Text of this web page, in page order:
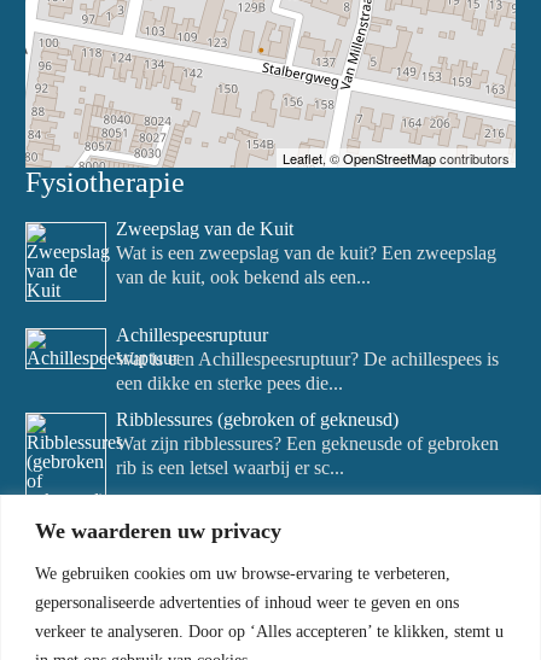
We waarderen uw privacy
We gebruiken cookies om uw browse-ervaring te verbeteren,
gepersonaliseerde advertenties of inhoud weer te geven en ons
verkeer te analyseren. Door op ‘Alles accepteren’ te klikken, stemt u
Leaflet, ©OpenStreetMapcontributors
Fysiotherapie
Zweepslag van de Kuit
Wat is een zweepslag van de kuit? Een zweepslag
van de kuit, ook bekend als een...
Achillespeesruptuur
Wat is een Achillespeesruptuur? De achillespees is
een dikke en sterke pees die...
Ribblessures (gebroken of gekneusd)
Wat zijn ribblessures? Een gekneusde of gebroken
rib is een letsel waarbij er sc...